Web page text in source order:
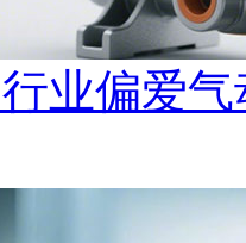
业偏爱